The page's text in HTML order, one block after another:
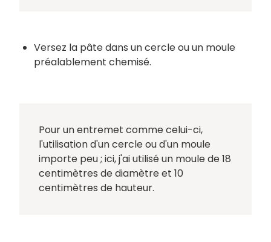
Versez la pâte dans un cercle ou un moule
préalablement chemisé.
Pour un entremet comme celui-ci,
l'utilisation d'un cercle ou d'un moule
importe peu ; ici, j'ai utilisé un moule de 18
centimètres de diamètre et 10
centimètres de hauteur.